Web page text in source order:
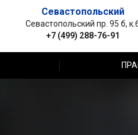
Севастопольский
Севастопольский пр. 95 б,
+7 (499) 288-76-91